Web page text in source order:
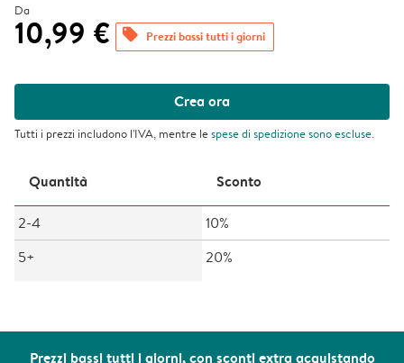
Prezzi bassi tutti i giorni, con sconti extra acquistando
Da
10,99 € offers Prezzi bassi tutti i giorni
Crea ora
Tutti i prezzi includono l'IVA, mentre lespese di spedizionesono escluse.
Quantità Sconto
2-4
10%
5+
20%